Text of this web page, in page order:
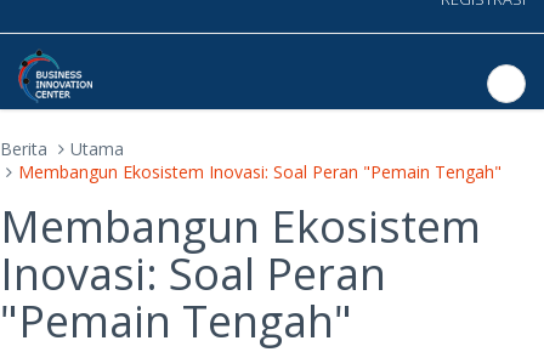
Berita
Utama
Membangun Ekosistem Inovasi: Soal Peran "Pemain Tengah"
Membangun Ekosistem
Inovasi: Soal Peran
"Pemain Tengah"